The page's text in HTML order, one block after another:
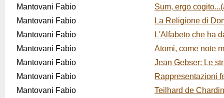
Mantovani Fabio
Sum, ergo
Mantovani Fabio
La Religione di
Mantovani Fabio
L'Alfabeto che ha
Mantovani Fabio
Atomi, come note
Mantovani Fabio
Jean Gebser: Le
Mantovani Fabio
Rappresentazioni
Mantovani Fabio
Teilhard de